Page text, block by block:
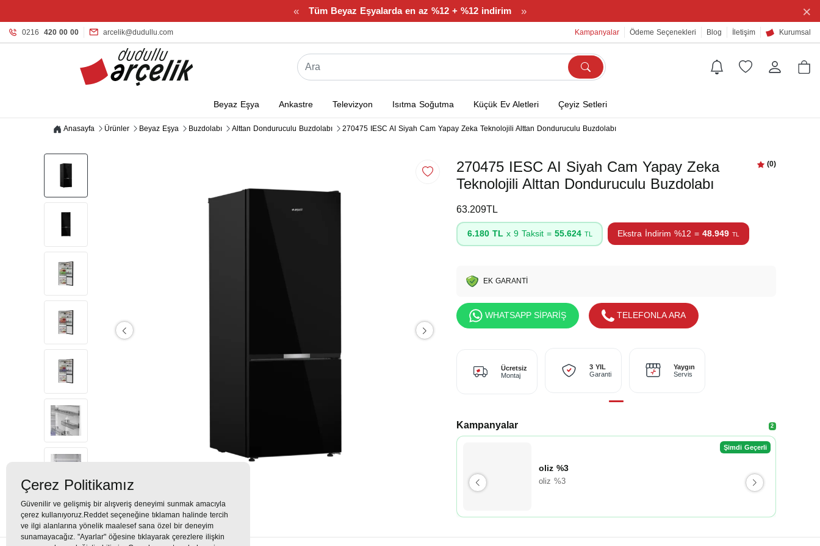
« Tüm Beyaz Eşyalarda en az %12 + %12 indirim » ×
0216 420 00 00 arcelik@dudullu.com Kampanyalar Ödeme Seçenekleri Blog İletişim Kurumsal
Beyaz Eşya Ankastre Televizyon Isıtma Soğutma Küçük Ev Aletleri Çeyiz Setleri
Anasayfa Ürünler Beyaz Eşya Buzdolabı Alttan Donduruculu Buzdolabı 270475 IESC AI Siyah Cam Yapay Zeka Teknolojili Alttan Donduruculu Buzdolabı
270475 IESC AI Siyah Cam Yapay Zeka
Teknolojili Alttan Donduruculu Buzdolabı
(0)
63.209TL
6.180 TLx 9 Taksit = 55.624 TL Ekstra İndirim %12 = 48.949 TL
EK GARANTİ
WHATSAPP SİPARİŞ TELEFONLA ARA
Ücretsiz
Montaj
3 YIL
Garanti
Yaygın
Servis
Kampanyalar 2
Şimdi Geçerli
oliz %3
oliz %3
Çerez Politikamız
Güvenilir ve gelişmiş bir alışveriş deneyimi sunmak amacıyla
çerez kullanıyoruz.Reddet seçeneğine tıklaman halinde tercih
ve ilgi alanlarına yönelik maalesef sana özel bir deneyim
sunamayacağız. "Ayarlar" öğesine tıklayarak çerezlere ilişkin